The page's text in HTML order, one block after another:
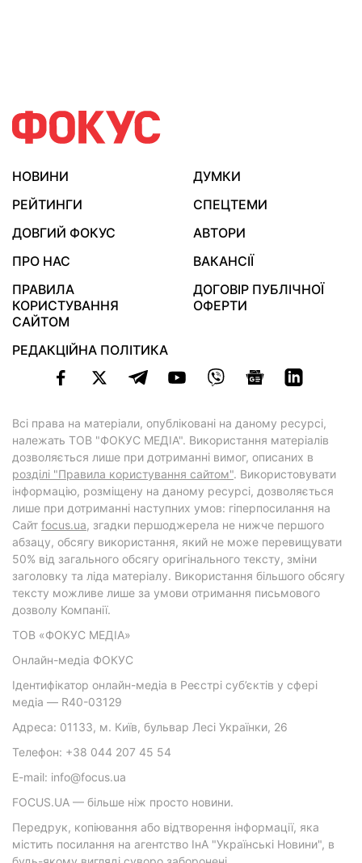
НОВИНИ
ДУМКИ
РЕЙТИНГИ
СПЕЦТЕМИ
ДОВГИЙ ФОКУС
АВТОРИ
ПРО НАС
ВАКАНСІЇ
ПРАВИЛА
КОРИСТУВАННЯ
САЙТОМ
ДОГОВІР ПУБЛІЧНОЇ
ОФЕРТИ
РЕДАКЦІЙНА ПОЛІТИКА
Всі права на матеріали, опубліковані на даному ресурсі,
належать ТОВ "ФОКУС МЕДІА". Використання матеріалів
дозволяється лише при дотриманні вимог, описаних в
розділі "Правила користування сайтом". Використовувати
інформацію, розміщену на даному ресурсі, дозволяється
лише при дотриманні наступних умов: гіперпосилання на
Cайт focus.ua, згадки першоджерела не нижче першого
абзацу, обсягу використання, який не може перевищувати
50% від загального обсягу оригінального тексту, зміни
заголовку та ліда матеріалу. Використання більшого обсягу
тексту можливе лише за умови отримання письмового
дозволу Компанії.
ТОВ «ФОКУС МЕДІА»
Онлайн-медіа ФОКУС
Ідентифікатор онлайн-медіа в Реєстрі суб’єктів у сфері
медіа — R40-03129
Адреса: 01133, м. Київ, бульвар Лесі Українки, 26
Телефон: +38 044 207 45 54
E-mail: info@focus.ua
FOCUS.UA — більше ніж просто новини.
Передрук, копіювання або відтворення інформації, яка
містить посилання на агентство ІнА "Українські Новини", в